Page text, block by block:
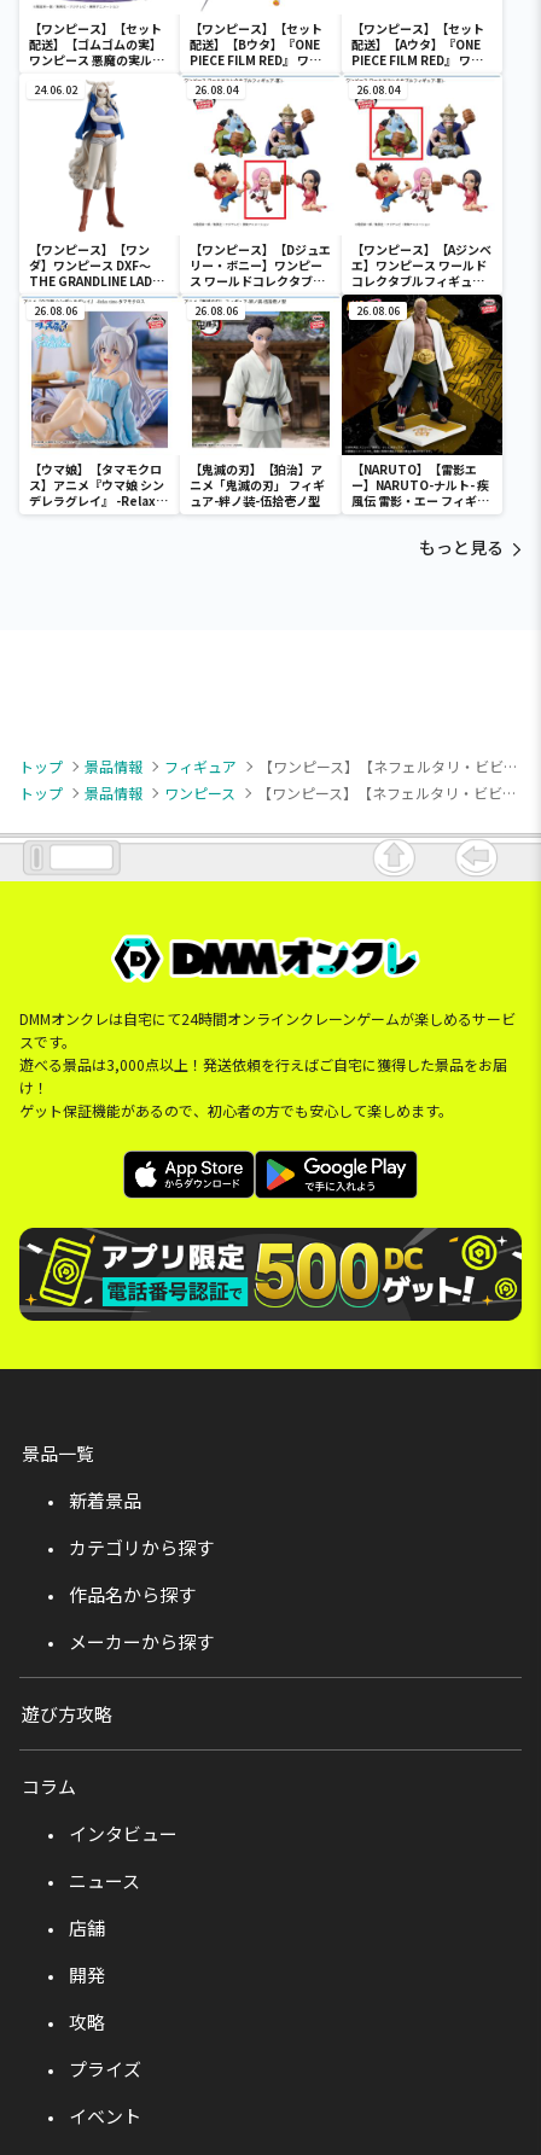
【ワンピース】【セット
配送】【ゴムゴムの実】
ワンピース 悪魔の実ルー
ムライト-ゴムゴムの実-
【ワンピース】【セット
配送】【Bウタ】『ONE
PIECE FILM RED』 ワー
ルドコレクタブルフィギ
ュア-UTA COLLECTION-
【ワンピース】【セット
配送】【Aウタ】『ONE
PIECE FILM RED』 ワー
ルドコレクタブルフィギ
ュア-UTA COLLECTION-
24.06.02
【ワンピース】【ワン
ダ】ワンピース DXF～
THE GRANDLINE LADY
～ワノ国 vol.10
26.08.04
【ワンピース】【Dジュエ
リー・ボニー】ワンピー
ス ワールドコレクタブル
フィギュア-宴1-
26.08.04
【ワンピース】【Aジンベ
エ】ワンピース ワールド
コレクタブルフィギュア-
宴1-
26.08.06
【ウマ娘】【タマモクロ
ス】アニメ『ウマ娘 シン
デレラグレイ』 -Relax
time-タマモクロス
26.08.06
【鬼滅の刃】【狛治】ア
ニメ「鬼滅の刃」 フィギ
ュア-絆ノ装-伍拾壱ノ型
26.08.06
【NARUTO】【雷影エ
ー】NARUTO-ナルト- 疾
風伝 雷影・エー フィギュ
ア～五影集結…!!～
もっと見る
トップ 景品情報 フィギュア
【ワンピース】【ネフェルタリ・ビビ】ワンピース DXF～THE GRANDLINE SERIES～SPECIAL NEFELTARI VIVI
トップ
景品情報 ワンピース 【ワンピース】【ネフェルタリ・ビビ】ワンピース DXF～THE GRANDLINE SERIES～SPECIAL NEFELTARI VIVI
DMMオンクレは自宅にて24時間オンラインクレーンゲームが楽しめるサービ
スです。
遊べる景品は3,000点以上！発送依頼を行えばご自宅に獲得した景品をお届
け！
ゲット保証機能があるので、初心者の方でも安心して楽しめます。
景品一覧
新着景品
カテゴリから探す
作品名から探す
メーカーから探す
遊び方攻略
コラム
インタビュー
ニュース
店舗
開発
攻略
プライズ
イベント